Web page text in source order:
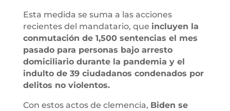
Esta medida se suma a las acciones
recientes del mandatario, que incluyen la
conmutación de 1,500 sentencias el mes
pasado para personas bajo arresto
domiciliario durante la pandemia y el
indulto de 39 ciudadanos condenados por
delitos no violentos.
Con estos actos de clemencia, Biden se